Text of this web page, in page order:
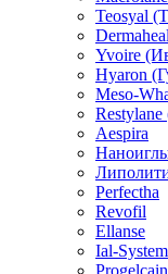
Teosyal
Yvoire
Hyaron
Meso-
Aespira
Perfectha
Revofil
Ellanse
Ial-System